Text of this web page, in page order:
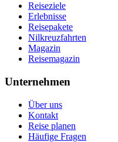
Reiseziele
Erlebnisse
Reisepakete
Nilkreuzfahrten
Magazin
Reisemagazin
Unternehmen
Über uns
Kontakt
Reise planen
Häufige Fragen